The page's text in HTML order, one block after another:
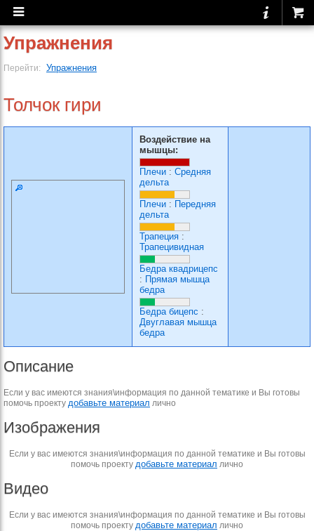
Упражнения
Перейти: Упражнения
Толчок гири
Воздействие на
мышцы:
Плечи : Средняя
дельта
Плечи : Передняя
дельта
Трапеция :
Трапецивидная
Бедра квадрицепс
: Прямая мышца
бедра
Бедра бицепс :
Двуглавая мышца
бедра
Описание
Если у вас имеются знания\информация по данной тематике и Вы готовы
помочь проекту добавьте материал лично
Изображения
Если у вас имеются знания\информация по данной тематике и Вы готовы
помочь проекту добавьте материал лично
Видео
Если у вас имеются знания\информация по данной тематике и Вы готовы
помочь проекту добавьте материал лично